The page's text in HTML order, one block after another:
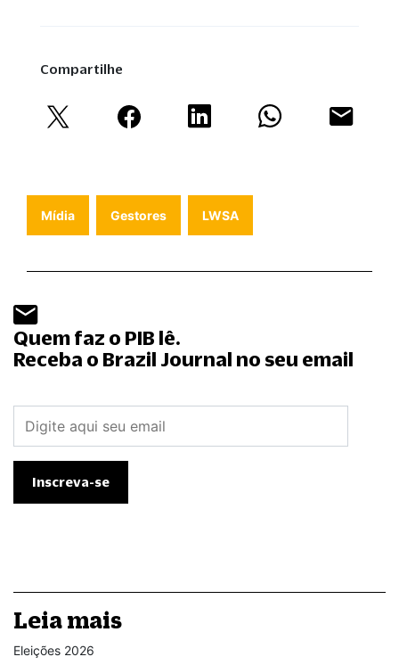
Compartilhe
Mídia Gestores LWSA
Quem faz o PIB lê.
Receba o Brazil Journal no seu email
Leia mais
Eleições 2026